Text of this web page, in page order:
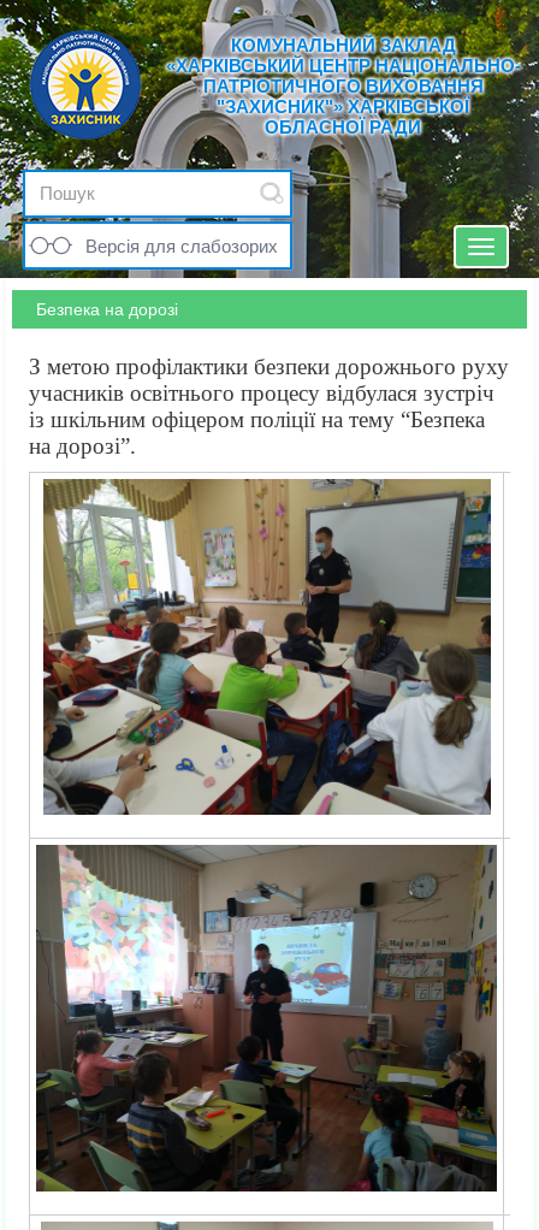
КОМУНАЛЬНИЙ ЗАКЛАД
«ХАРКІВСЬКИЙ ЦЕНТР НАЦІОНАЛЬНО-
ПАТРІОТИЧНОГО ВИХОВАННЯ
"ЗАХИСНИК"» ХАРКІВСЬКОЇ
ОБЛАСНОЇ РАДИ
Версія для слабозорих
Toggle
Безпека на дорозі
З метою профілактики безпеки дорожнього руху
учасників освітнього процесу відбулася зустріч
із шкільним офіцером поліції на тему “Безпека
на дорозі”.